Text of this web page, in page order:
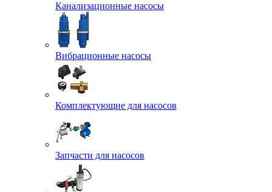
Канализационные насосы
Вибрационные насосы
Комплектующие для насосов
Запчасти для насосов